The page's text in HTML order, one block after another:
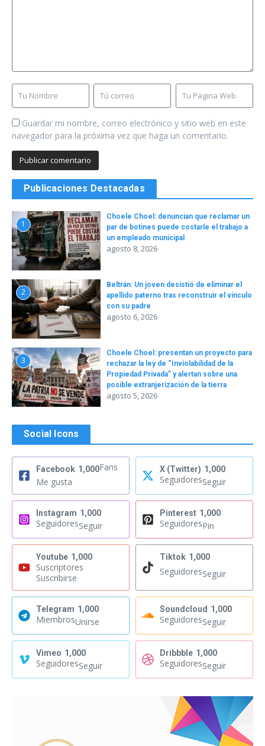
Guardar mi nombre, correo electrónico y sitio web en este
navegador para la próxima vez que haga un comentario.
Publicaciones Destacadas
1
Choele Choel: denuncian que reclamar un
par de botines puede costarle el trabajo a
un empleado municipal
agosto 8, 2026
2
Beltrán: Un joven desistió de eliminar el
apellido paterno tras reconstruir el vínculo
con su padre
agosto 6, 2026
3
Choele Choel: presentan un proyecto para
rechazar la ley de “Inviolabilidad de la
Propiedad Privada” y alertan sobre una
posible extranjerización de la tierra
agosto 5, 2026
Social Icons
Facebook 1,000Fans
Me gusta
X (Twitter) 1,000
SeguidoresSeguir
Instagram 1,000
SeguidoresSeguir
Pinterest 1,000
SeguidoresPin
Youtube 1,000
Suscriptores
Suscribirse
Tiktok 1,000
SeguidoresSeguir
Telegram 1,000
MiembrosUnirse
Soundcloud 1,000
SeguidoresSeguir
Vimeo 1,000
SeguidoresSeguir
Dribbble 1,000
SeguidoresSeguir